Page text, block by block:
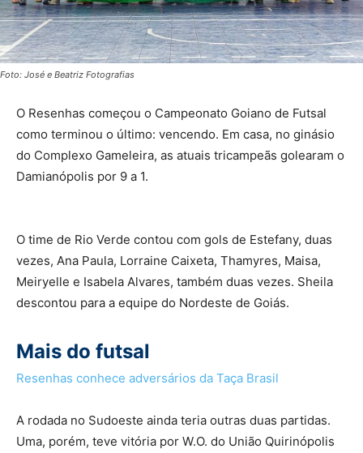
Foto: José e Beatriz Fotografias
O Resenhas começou o Campeonato Goiano de Futsal
como terminou o último: vencendo. Em casa, no ginásio
do Complexo Gameleira, as atuais tricampeãs golearam o
Damianópolis por 9 a 1.
O time de Rio Verde contou com gols de Estefany, duas
vezes, Ana Paula, Lorraine Caixeta, Thamyres, Maisa,
Meiryelle e Isabela Alvares, também duas vezes. Sheila
descontou para a equipe do Nordeste de Goiás.
Mais do futsal
Resenhas conhece adversários da Taça Brasil
A rodada no Sudoeste ainda teria outras duas partidas.
Uma, porém, teve vitória por W.O. do União Quirinópolis